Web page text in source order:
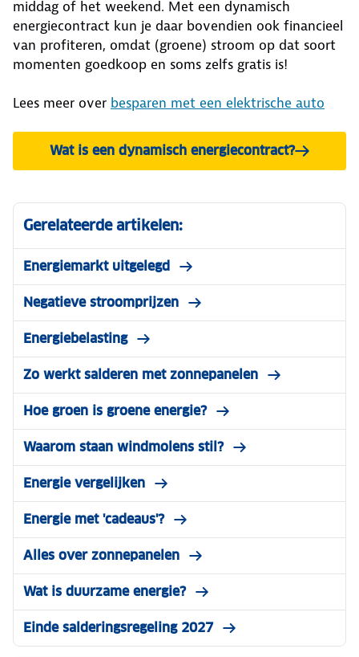
middag of het weekend. Met een dynamisch
energiecontract kun je daar bovendien ook financieel
van profiteren, omdat (groene) stroom op dat soort
momenten goedkoop en soms zelfs gratis is!
Lees meer over besparen met een elektrische auto
Wat is een dynamisch energiecontract?
Gerelateerde artikelen:
Energiemarkt uitgelegd
Negatieve stroomprijzen
Energiebelasting
Zo werkt salderen met zonnepanelen
Hoe groen is groene energie?
Waarom staan windmolens stil?
Energie vergelijken
Energie met 'cadeaus'?
Alles over zonnepanelen
Wat is duurzame energie?
Einde salderingsregeling 2027